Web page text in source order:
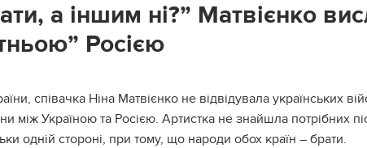
а іншим ні?” Матвієнко
Росією
співачка Ніна Матвієнко не відвідувала українських
між Україною та Росією. Артистка не знайшла потрібних
одній стороні, при тому, що народи обох країн – брати.